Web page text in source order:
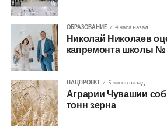
ОБРАЗОВАНИЕ 4 часа назад
Николай Николаев
капремонта школы №
НАЦПРОЕКТ 5 часов назад
Аграрии Чувашии
тонн зерна